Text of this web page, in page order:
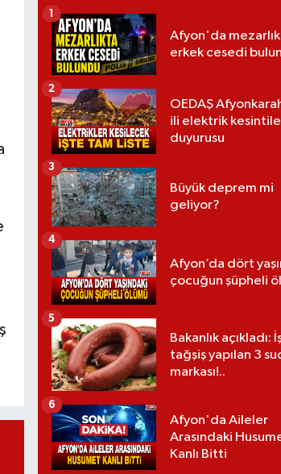
Afyon'da
erkek cesedi
1
OEDAŞ
ili elektrik
duyurusu
2
Büyük deprem mi
geliyor?
3
Afyon’da dört
çocuğun şüpheli
4
Bakanlık açıkladı:
tağşiş yapılan 3
markası!..
5
Afyon'da Aileler
Arasındaki
Kanlı Bitti
6